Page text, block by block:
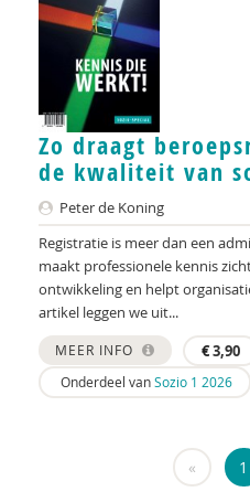
het
grensoverschrijdend
huisarts
KNMG
Landelijk
LIDIE
Maatschappelijk Impact
Mariëlle Bruning
Mentale
Nederlandse
Zo draagt
de kwaliteit van
Peter de Koning
Registratie is meer dan een
maakt professionele kennis
ontwikkeling en helpt
artikel leggen we uit...
MEER INFO €3,90
Onderdeel vanSozio 1 2026
« 1